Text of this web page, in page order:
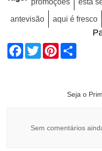
promoções esta
antevisão aqui é fresco
Facebook
TwitterPinterest
Seja o
Sem comentários